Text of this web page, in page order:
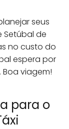
seus
Setúbal de
no custo do
espera por
viagem!
para o